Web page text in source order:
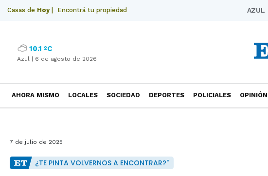
Casas de Hoy| Encontrá tu propiedad AZUL
10.1 ºC
Azul | 6 de agosto de 2026
AHORA MISMO LOCALES SOCIEDAD DEPORTES POLICIALES OPINIÓN
7 de julio de 2025
¿TE PINTA VOLVERNOS A ENCONTRAR?"